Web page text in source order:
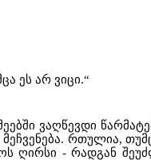
ეს არ ვიცი.“
ვაღწევდი
მეჩვენება. რთულია,
ღირსი - რადგან